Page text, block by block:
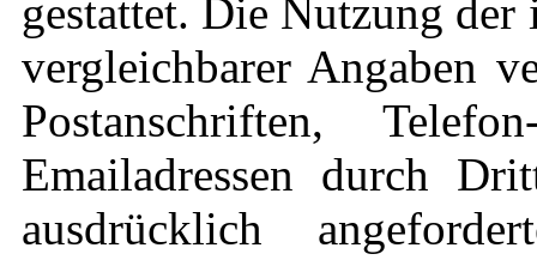
gestattet. Die Nutzung der
vergleichbarer Angaben
Postanschriften,
Emailadressen durch
ausdrücklich